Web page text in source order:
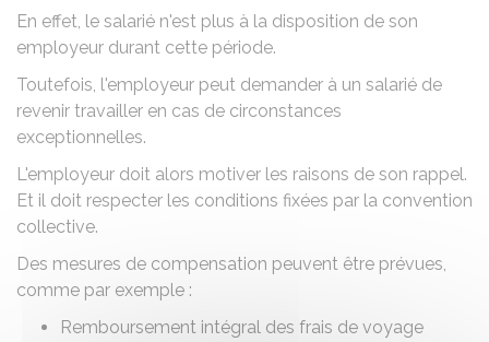
En effet, le salarié n'est plus à la disposition de son
employeur durant cette période.
Toutefois, l'employeur peut demander à un salarié de
revenir travailler en cas de circonstances
exceptionnelles.
L'employeur doit alors motiver les raisons de son rappel.
Et il doit respecter les conditions fixées par la convention
collective.
Des mesures de compensation peuvent être prévues,
comme par exemple :
Remboursement intégral des frais de voyage